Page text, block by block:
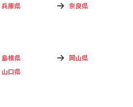
兵庫県
奈良県
島根県
岡山県
山口県